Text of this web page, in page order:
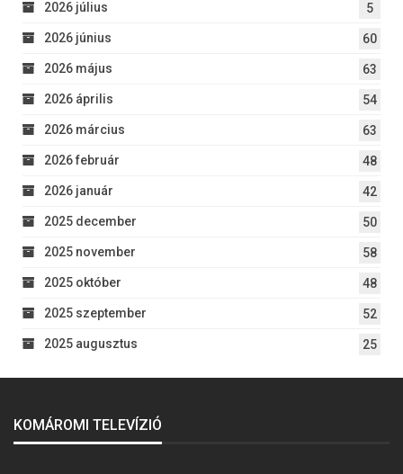
2026 július 5
2026 június 60
2026 május 63
2026 április 54
2026 március 63
2026 február 48
2026 január 42
2025 december 50
2025 november 58
2025 október 48
2025 szeptember 52
2025 augusztus 25
KOMÁROMI TELEVÍZIÓ